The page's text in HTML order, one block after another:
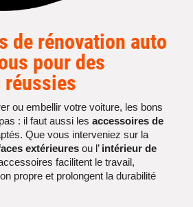
de rénovation auto
pour des
ou embellir votre voiture, les bons
: il faut aussi les accessoires de
Que vous interveniez sur la
extérieures ou l’ intérieur de
facilitent le travail,
propre et prolongent la durabilité